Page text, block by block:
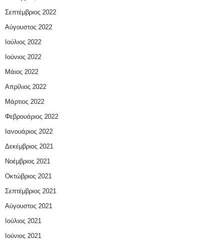
Σεπτέμβριος 2022
Αύγουστος 2022
Ιούλιος 2022
Ιούνιος 2022
Μάιος 2022
Απρίλιος 2022
Μάρτιος 2022
Φεβρουάριος 2022
Ιανουάριος 2022
Δεκέμβριος 2021
Νοέμβριος 2021
Οκτώβριος 2021
Σεπτέμβριος 2021
Αύγουστος 2021
Ιούλιος 2021
Ιούνιος 2021